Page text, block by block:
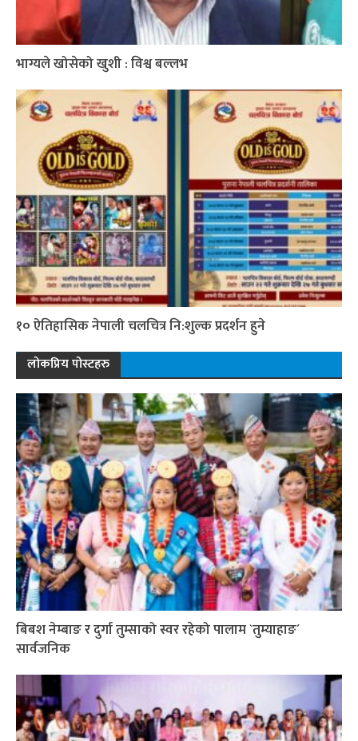
भाग्यले खोसेको खुशी : विश्व बल्लभ
१० ऐतिहासिक नेपाली चलचित्र नि:शुल्क प्रदर्शन हुने
लोकप्रिय पोस्टहरु
बिबश नेम्बाङ र दुर्गा तुम्साको स्वर रहेको पालाम `तुम्याहाङ´
सार्वजनिक